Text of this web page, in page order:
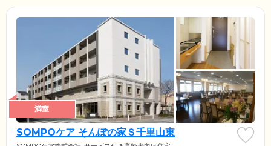
満室
SOMPOケア そんぽの家Ｓ千里山東